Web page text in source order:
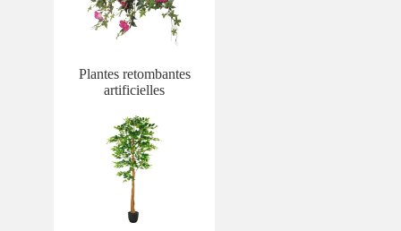
Plantes retombantes
artificielles